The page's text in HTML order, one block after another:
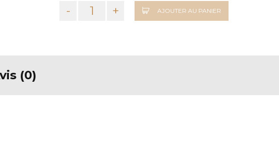
- + AJOUTER AU PANIER
(0)